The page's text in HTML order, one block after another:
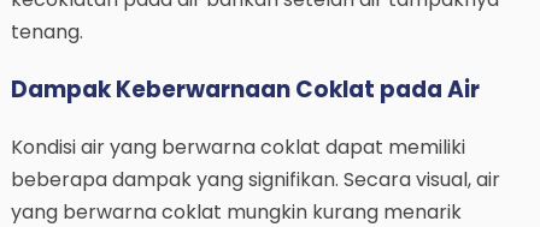
tenang.
Dampak Keberwarnaan Coklat pada Air
Kondisi air yang berwarna coklat dapat memiliki
beberapa dampak yang signifikan. Secara visual, air
yang berwarna coklat mungkin kurang menarik